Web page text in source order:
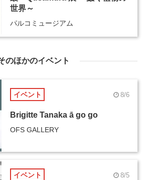
世界～
パルコミュージアム
のほかのイベント
イベント 8/6
Brigitte Tanaka ā go go
OFS GALLERY
イベント 8/5